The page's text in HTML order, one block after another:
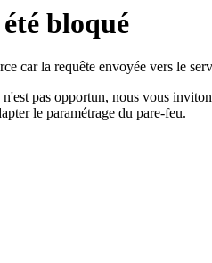
bloqué
car la requête envoyée vers le
pas opportun, nous vous
le paramétrage du pare-feu.